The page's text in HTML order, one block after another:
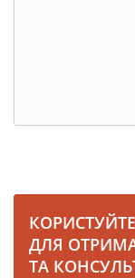
ДЛЯ
ТА